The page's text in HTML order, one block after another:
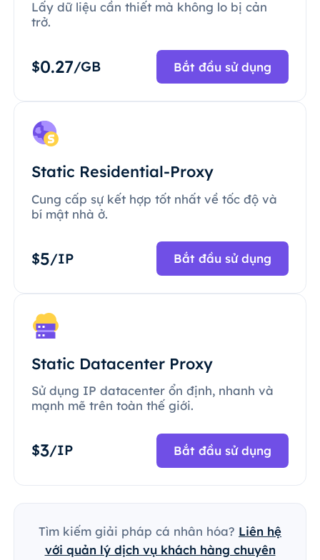
Lấy dữ liệu cần thiết mà không lo bị cản
trở.
$0.27/GB Bắt đầu sử dụng
Static Residential-Proxy
Cung cấp sự kết hợp tốt nhất về tốc độ và
bí mật nhà ở.
$5/IP Bắt đầu sử dụng
Static Datacenter Proxy
Sử dụng IP datacenter ổn định, nhanh và
mạnh mẽ trên toàn thế giới.
$3/IP Bắt đầu sử dụng
Tìm kiếm giải pháp cá nhân hóa? Liên hệ
với quản lý dịch vụ khách hàng chuyên